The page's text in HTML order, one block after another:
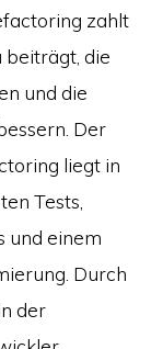
zahlt
beiträgt, die
und die
Der
liegt in
Tests,
und einem
Durch
der